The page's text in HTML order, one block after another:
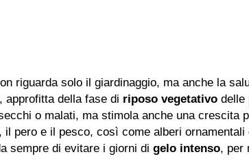
riguarda solo il giardinaggio, ma anche la
, approfitta della fase di riposo vegetativo delle
o malati, ma stimola anche una crescita
il pero e il pesco, così come alberi ornamentali
sempre di evitare i giorni di gelo intenso, per